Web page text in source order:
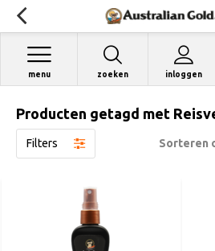
zoeken inloggen
menu
Producten getagd met
Filters Sorteren